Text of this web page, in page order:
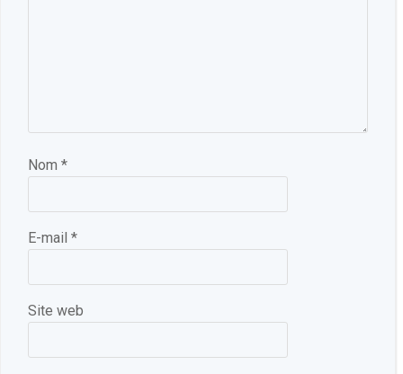
Nom *
E-mail *
Site web